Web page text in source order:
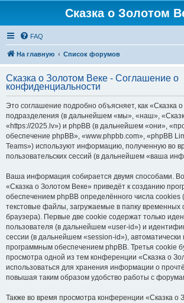
Сказка о Золотом
FAQ
На главную Список форумов
Сказка о Золотом Веке - Соглашение о
конфиденциальности
Это соглашение подробно объясняет, как «Сказка
подразделения (в дальнейшем «мы», «наш»,
«https://2025.lv») и phpBB (в дальнейшем «они»,
обеспечение phpBB», «www.phpbb.com», «phpBB
Teams») используют информацию, полученную во
пользовательских сессий (в дальнейшем «ваша
Ваша информация собирается двумя способами.
«Сказка о Золотом Веке» приведёт к созданию
обеспечением phpBB определённого числа cookies
текстовые файлы, загружаемые в папку временных
браузера). Первые две cookie содержат только
пользователя (в дальнейшем «user-id») и
сессии (в дальнейшем «session-id»),
программным обеспечением phpBB. Третья cookie
просмотра одной из тем конференции «Сказка о
использоваться для хранения информации о
повышая таким образом удобство работы с
Также во время просмотра конференции «Сказка о